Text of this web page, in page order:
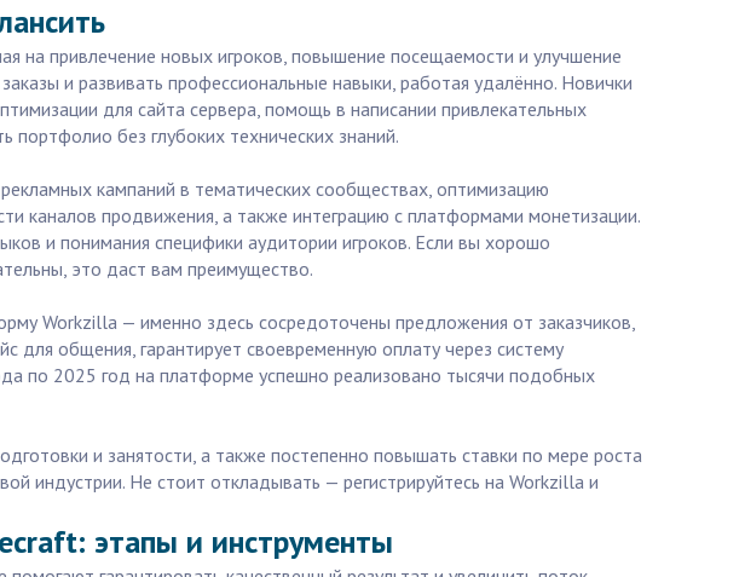
на привлечение новых игроков, повышение посещаемости и улучшение
и развивать профессиональные навыки, работая удалённо. Новички
для сайта сервера, помощь в написании привлекательных
портфолио без глубоких технических знаний.
кампаний в тематических сообществах, оптимизацию
каналов продвижения, а также интеграцию с платформами монетизации.
и понимания специфики аудитории игроков. Если вы хорошо
это даст вам преимущество.
Workzilla — именно здесь сосредоточены предложения от заказчиков,
для общения, гарантирует своевременную оплату через систему
по 2025 год на платформе успешно реализовано тысячи подобных
и занятости, а также постепенно повышать ставки по мере роста
индустрии. Не стоит откладывать — регистрируйтесь на Workzilla и
этапы и инструменты